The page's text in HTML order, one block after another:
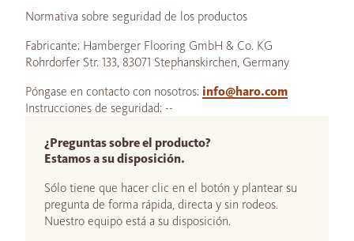
Normativa sobre seguridad de los productos
Fabricante: Hamberger Flooring GmbH & Co. KG
Rohrdorfer Str. 133, 83071 Stephanskirchen, Germany
Póngase en contacto con nosotros: info@haro.com
Instrucciones de seguridad: --
¿Preguntas sobre el producto?
Estamos a su disposición.
Sólo tiene que hacer clic en el botón y plantear su
pregunta de forma rápida, directa y sin rodeos.
Nuestro equipo está a su disposición.